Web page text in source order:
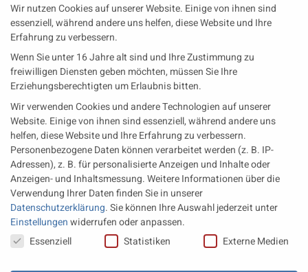
Zulieferer
Öl-E-Fuels-Schmierstoffe
Neueste Beiträge
Wärme aus der Tiefe MTU heizt künftig mit Geothermie
MAN Engines bringt D3872 für die Stromversorgung im
Marinebereich
Eine neue Generation von Perkins Marinemotoren startet den
operativen Testbetrieb
Rechtliches
Impressum
Datenschutz
Wir nutzen Cookies auf unserer Website. Einige von ihnen sind
essenziell, während andere uns helfen, diese Website und Ihre
Erfahrung zu verbessern.
Wenn Sie unter 16 Jahre alt sind und Ihre Zustimmung zu
freiwilligen Diensten geben möchten, müssen Sie Ihre
Erziehungsberechtigten um Erlaubnis bitten.
Wir verwenden Cookies und andere Technologien auf unserer
Website. Einige von ihnen sind essenziell, während andere uns
helfen, diese Website und Ihre Erfahrung zu verbessern.
Personenbezogene Daten können verarbeitet werden (z. B. IP-
Adressen), z. B. für personalisierte Anzeigen und Inhalte oder
Anzeigen- und Inhaltsmessung.Weitere Informationen über die
Verwendung Ihrer Daten finden Sie in unserer
Datenschutzerklärung.Sie können Ihre Auswahl jederzeit unter
Einstellungenwiderrufen oder anpassen.
Datenschutzeinstellungen
Essenziell Statistiken Externe Medien